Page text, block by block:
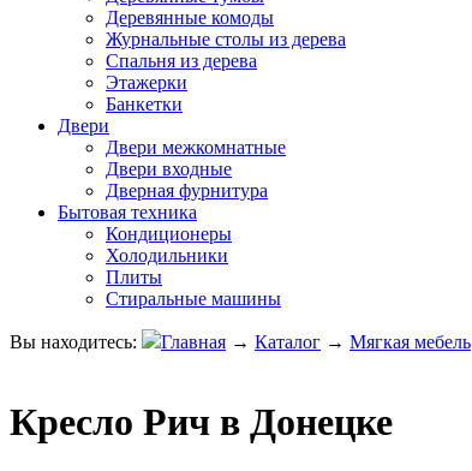
Деревянные комоды
Журнальные столы из дерева
Спальня из дерева
Этажерки
Банкетки
Двери
Двери межкомнатные
Двери входные
Дверная фурнитура
Бытовая техника
Кондиционеры
Холодильники
Плиты
Стиральные машины
Вы находитесь: Главная → Каталог → Мягкая мебель
Кресло Рич в Донецке